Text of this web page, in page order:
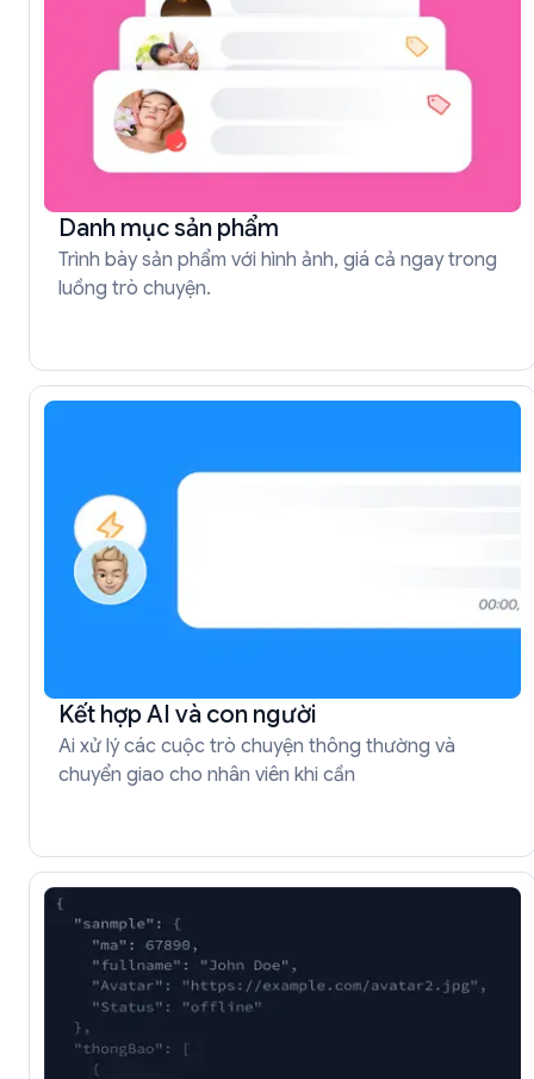
Danh mục sản phẩm
Trình bày sản phẩm với hình ảnh, giá cả ngay trong
luồng trò chuyện.
Kết hợp AI và con người
Ai xử lý các cuộc trò chuyện thông thường và
chuyển giao cho nhân viên khi cần